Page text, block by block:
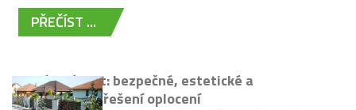
PŘEČÍST ...
Hliníkový plot: bezpečné, estetické a
bezúdržbové řešení oplocení